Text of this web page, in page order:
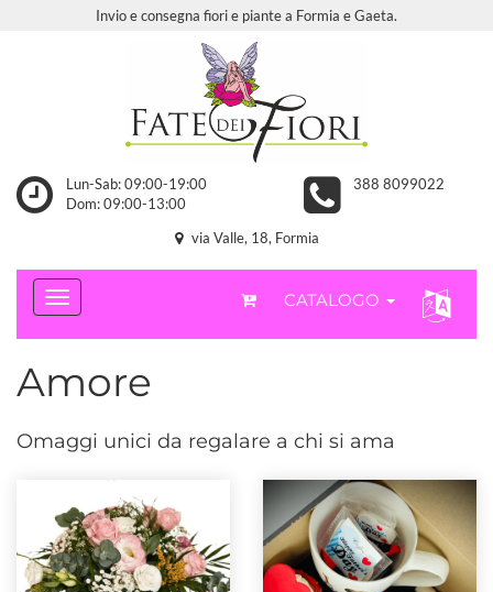
Invio e consegna fiori e piante a Formia e Gaeta.
Lun-Sab: 09:00-19:00
Dom: 09:00-13:00
388 8099022
via Valle, 18, Formia
CATALOGO
Amore
Omaggi unici da regalare a chi si ama